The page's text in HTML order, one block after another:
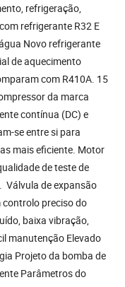
refrigeração,
refrigerante R32 E
Novo refrigerante
de aquecimento
com R410A. 15
da marca
contínua (DC) e
se entre si para
mais eficiente. Motor
de teste de
Válvula de expansão
preciso do
baixa vibração,
manutenção Elevado
Projeto da bomba de
Parâmetros do